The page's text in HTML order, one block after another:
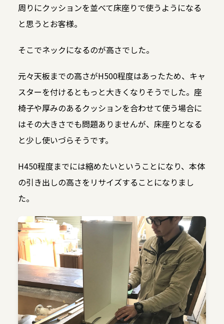
周りにクッションを並べて床座りで使うようになる
と思うとお客様。
そこでネックになるのが高さでした。
元々天板までの高さがH500程度はあったため、キャ
スターを付けるともっと大きくなりそうでした。座
椅子や厚みのあるクッションを合わせて使う場合に
はその大きさでも問題ありませんが、床座りとなる
と少し使いづらそうです。
H450程度までには縮めたいということになり、本体
の引き出しの高さをリサイズすることになりまし
た。